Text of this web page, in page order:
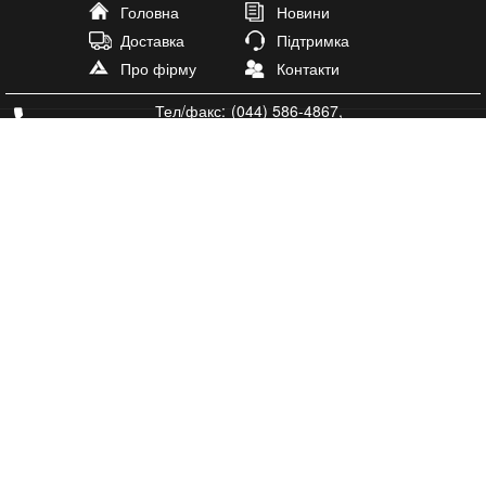
Головна
Новини
Доставка
Підтримка
Про фірму
Контакти
Тел/факс: (044) 586-4867,